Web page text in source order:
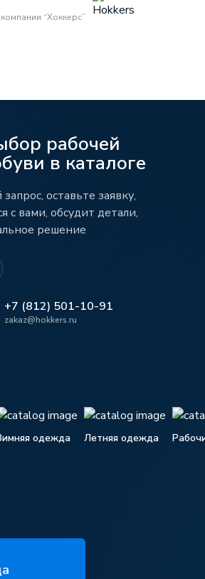
“Хоккерс”
рабочей
в каталоге
оставьте заявку,
с вами, обсудит детали,
решение
+7 (812) 501-10-91
zakaz@hokkers.ru
одежда Летняя одежда